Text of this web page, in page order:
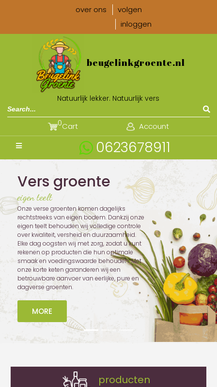
over ons
volgen
inloggen
beugelinkgroente.nl
Natuurlijk lekker. Natuurlijk vers
Cart
0 Account
0623678911
Vers groente
eigen teelt
Onze verse groenten komen dagelijks
rechtstreeks van eigen bodem. Dankzij onze
eigen teelt behouden wij volledige controle
over kwaliteit, versheid en duurzaamheid.
Elke dag oogsten wij met zorg, zodat u kunt
rekenen op producten die hun optimale
smaak en voedingswaarde behouden. Met
onze korte keten garanderen wij een
betrouwbare aanvoer van eerlijke, pure en
dagverse groenten.
MORE
producten